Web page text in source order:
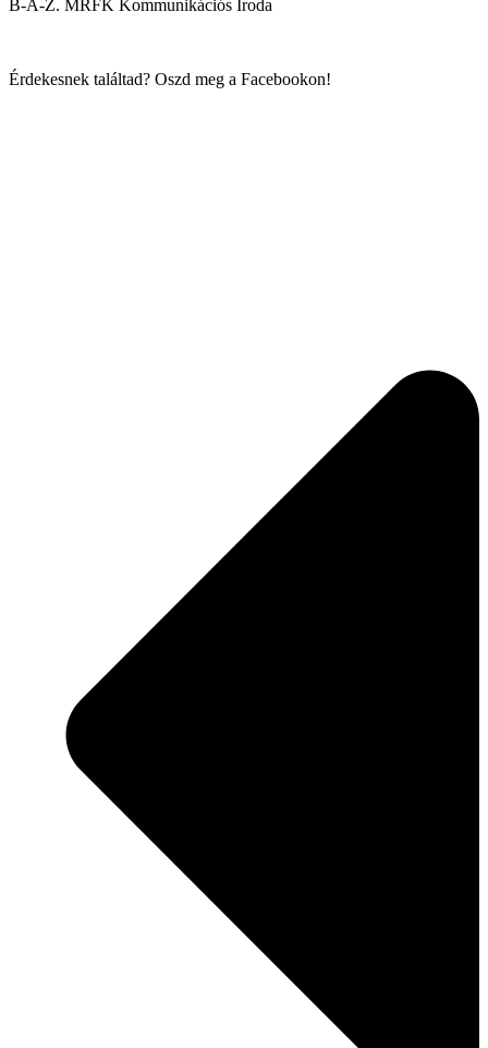
B-A-Z. MRFK Kommunikációs Iroda
Érdekesnek találtad? Oszd meg a Facebookon!